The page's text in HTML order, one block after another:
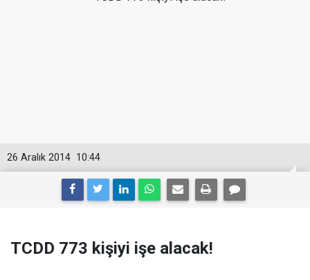
10:44
26 Aralık 2014
TCDD 773 kişiyi işe alacak!